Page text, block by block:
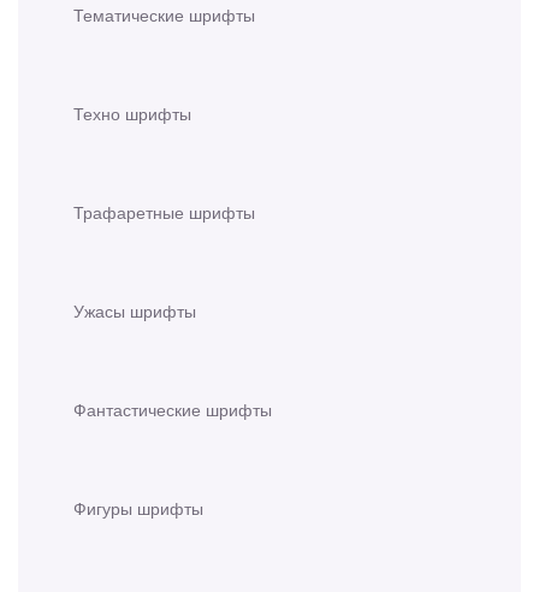
Тематические шрифты
Техно шрифты
Трафаретные шрифты
Ужасы шрифты
Фантастические шрифты
Фигуры шрифты